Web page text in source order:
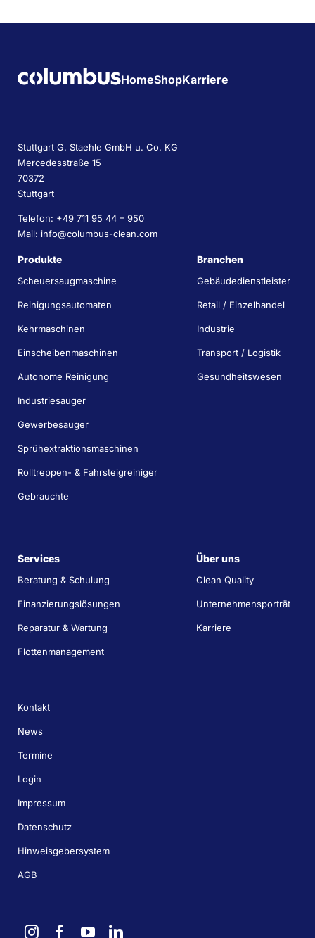
HomeShopKarriere
Stuttgart G. Staehle GmbH u. Co. KG
Mercedesstraße 15
70372
Stuttgart
Telefon: +49 711 95 44 – 950
Mail: info@columbus-clean.com
Produkte
Scheuersaugmaschine
Reinigungsautomaten
Kehrmaschinen
Einscheibenmaschinen
Autonome Reinigung
Industriesauger
Gewerbesauger
Sprühextraktionsmaschinen
Rolltreppen- & Fahrsteigreiniger
Gebrauchte
Branchen
Gebäudedienstleister
Retail / Einzelhandel
Industrie
Transport / Logistik
Gesundheitswesen
Services
Beratung & Schulung
Finanzierungslösungen
Reparatur & Wartung
Flottenmanagement
Über uns
Clean Quality
Unternehmensporträt
Karriere
Kontakt
News
Termine
Login
Impressum
Datenschutz
Hinweisgebersystem
AGB